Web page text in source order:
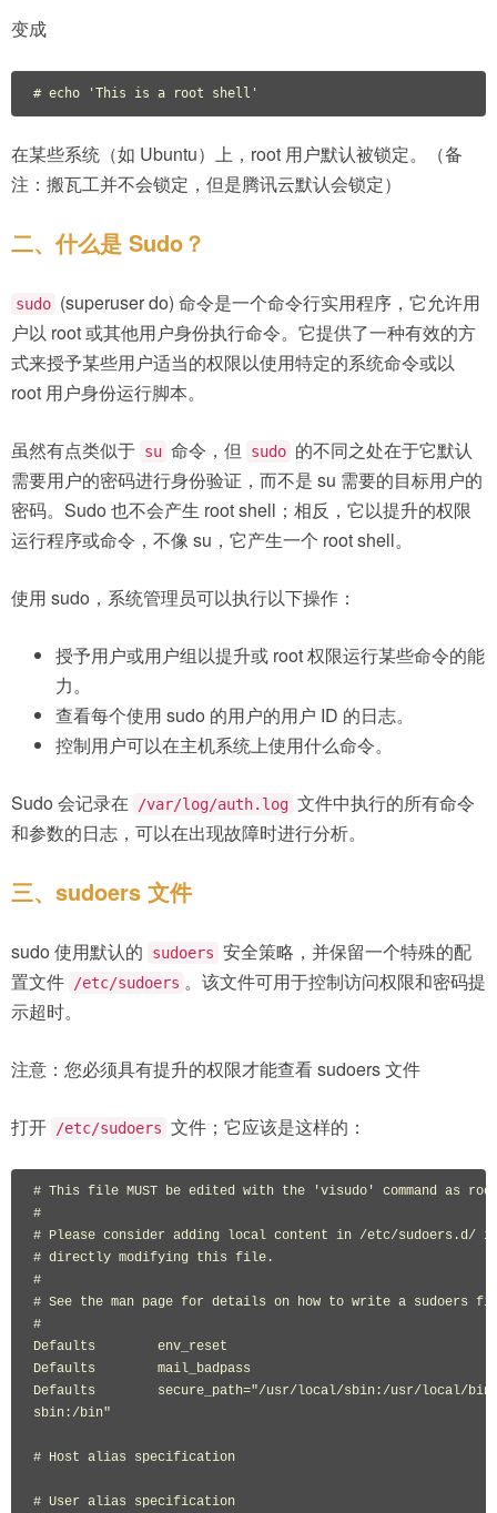
变成
# echo 'This is a root shell'
在某些系统（如 Ubuntu）上，root 用户默认被锁定。（备
注：搬瓦工并不会锁定，但是腾讯云默认会锁定）
二、什么是 Sudo？
sudo (superuser do) 命令是一个命令行实用程序，它允许用
户以 root 或其他用户身份执行命令。它提供了一种有效的方
式来授予某些用户适当的权限以使用特定的系统命令或以
root 用户身份运行脚本。
虽然有点类似于 su 命令，但 sudo 的不同之处在于它默认
需要用户的密码进行身份验证，而不是 su 需要的目标用户的
密码。Sudo 也不会产生 root shell；相反，它以提升的权限
运行程序或命令，不像 su，它产生一个 root shell。
使用 sudo，系统管理员可以执行以下操作：
授予用户或用户组以提升或 root 权限运行某些命令的能
力。
查看每个使用 sudo 的用户的用户 ID 的日志。
控制用户可以在主机系统上使用什么命令。
Sudo 会记录在 /var/log/auth.log 文件中执行的所有命令
和参数的日志，可以在出现故障时进行分析。
三、sudoers 文件
sudo 使用默认的 sudoers 安全策略，并保留一个特殊的配
置文件 /etc/sudoers 。该文件可用于控制访问权限和密码提
示超时。
注意：您必须具有提升的权限才能查看 sudoers 文件
打开 /etc/sudoers 文件；它应该是这样的：
# This file MUST be edited with the 'visudo' command as
#
# Please consider adding local content in /etc/sudoers.d/
# directly modifying this file.
#
# See the man page for details on how to write a sudoers
#
Defaults        env_reset
Defaults        mail_badpass
Defaults        secure_path="/usr/local/sbin:/usr/local/
sbin:/bin"
# Host alias specification
# User alias specification